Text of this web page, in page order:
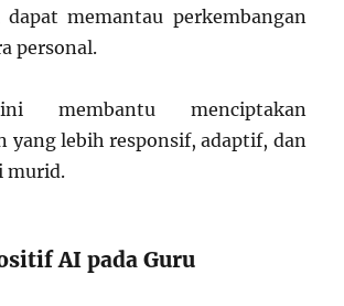
memantau perkembangan
personal.
membantu menciptakan
yang lebih responsif, adaptif, dan
murid.
AI pada Guru